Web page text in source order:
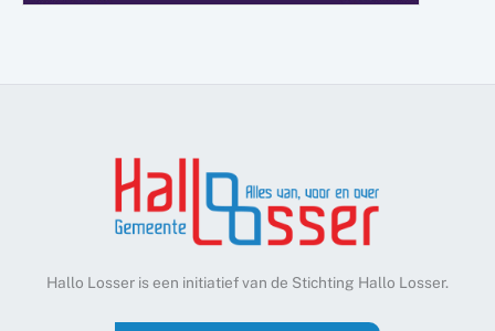
Hallo Losser is een initiatief van de Stichting Hallo Losser.